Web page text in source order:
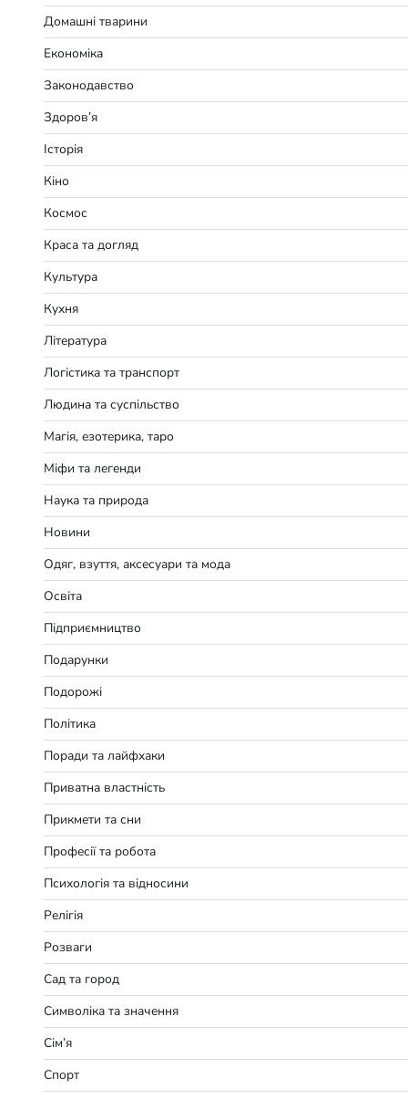
Домашні тварини
Економіка
Законодавство
Здоров’я
Історія
Кіно
Космос
Краса та догляд
Культура
Кухня
Література
Логістика та транспорт
Людина та суспільство
Магія, езотерика, таро
Міфи та легенди
Наука та природа
Новини
Одяг, взуття, аксесуари та мода
Освіта
Підприємництво
Подарунки
Подорожі
Політика
Поради та лайфхаки
Приватна властність
Прикмети та сни
Професії та робота
Психологія та відносини
Релігія
Розваги
Сад та город
Символіка та значення
Сім’я
Спорт